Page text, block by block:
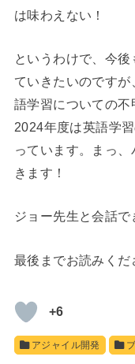
は味わえない！
というわけで、今
ていきたいのです
語学習についての不
2024年度は英語学
っています。まっ
きます！
ジョー先生と会話で
最後までお読みくだ
+6
アジャイル開発